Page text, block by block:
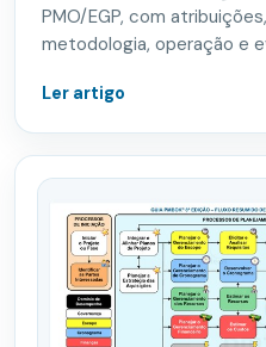
PMO/EGP, com
metodologia, operação e
Ler artigo